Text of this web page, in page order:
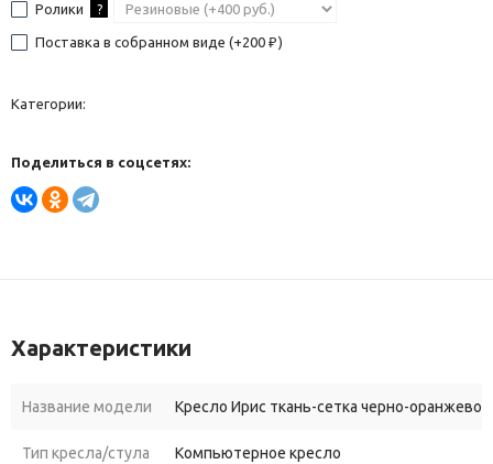
Ролики ?
Поставка в собранном виде (+200 ₽ )
Категории:
Поделиться в соцсетях:
Характеристики
Название модели Кресло Ирис ткань-сетка черно-оранжевое
Тип кресла/стула Компьютерное кресло